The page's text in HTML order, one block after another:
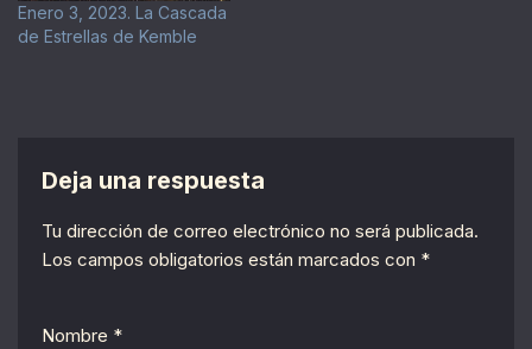
Enero 3, 2023. La Cascada
de Estrellas de Kemble
Deja una respuesta
Tu dirección de correo electrónico no será publicada.
Los campos obligatorios están marcados con *
Nombre *